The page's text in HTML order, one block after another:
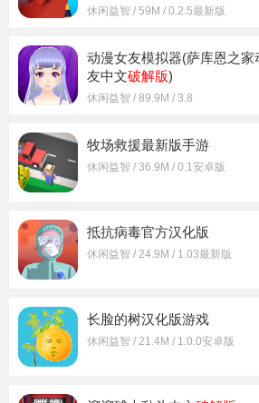
休闲益智 / 59M / 0.2.5最新版
动漫女友模拟器(萨库恩之家
友中文破解版)
休闲益智 / 89.9M / 3.8
​牧场救援最新版手游
休闲益智 / 36.9M / 0.1安卓版
抵抗病毒官方汉化版
休闲益智 / 24.9M / 1.03最新版
长脸的树汉化版游戏
休闲益智 / 21.4M / 1.0.0安卓版